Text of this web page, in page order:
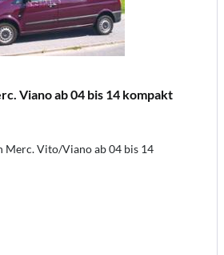
Viano ab 04 bis 14 kompakt
Merc. Vito/Viano ab 04 bis 14